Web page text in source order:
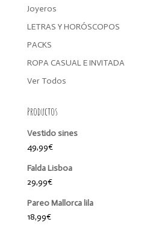
Joyeros
LETRAS Y HORÓSCOPOS
PACKS
ROPA CASUAL E INVITADA
Ver Todos
Productos
Vestido sines
49,99€
Falda Lisboa
29,99€
Pareo Mallorca lila
18,99€